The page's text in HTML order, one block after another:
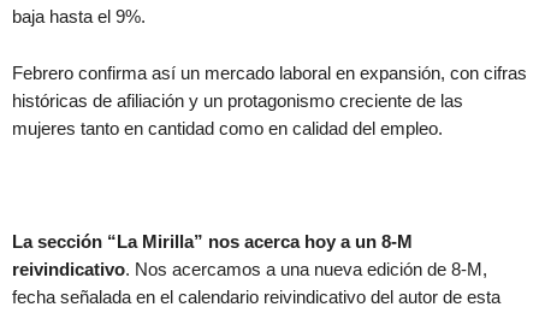
baja hasta el 9%.
Febrero confirma así un mercado laboral en expansión, con cifras
históricas de afiliación y un protagonismo creciente de las
mujeres tanto en cantidad como en calidad del empleo.
La sección “La Mirilla” nos acerca hoy a un 8-M
reivindicativo. Nos acercamos a una nueva edición de 8-M,
fecha señalada en el calendario reivindicativo del autor de esta